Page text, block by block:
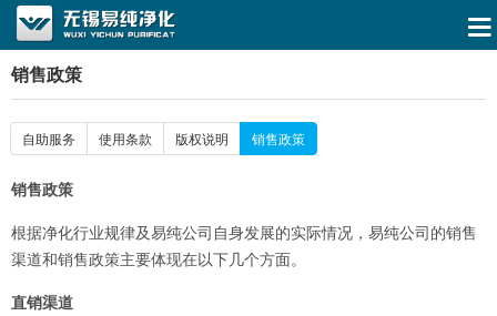
销售政策
自助服务 使用条款 版权说明 销售政策
销售政策
根据净化行业规律及易纯公司自身发展的实际情况，易纯公司的销售
渠道和销售政策主要体现在以下几个方面。
直销渠道